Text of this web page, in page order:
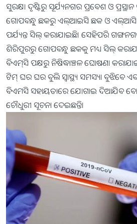
ସୁରକ୍ଷା ଦୃଷ୍ଟିରୁ ସୂର୍ଯ୍ୟନଗର ପ୍ରବେଶ ଓ
ଗୋପବନ୍ଧୁ ଛକରୁ ଏଲ୍‌ଆଇସି ଛକ ଓ
ପର୍ଯ୍ୟନ୍ତ ସିଲ୍‌ କରାଯାଇଛି। ସେହିପରି
ଶିରିପୁରରୁ ଗୋପବନ୍ଧୁ ଛକକୁ ମଧ୍ୟ ସିଲ୍‌
ବିଏମ୍‌ସି ପକ୍ଷରୁ ନିଷିଦ୍ଧାଞ୍ଚଳ ଘୋଷଣା
ଟିମ୍‌ ଘର ଘର ବୁଲି ସ୍ବାସ୍ଥ୍ୟ ସମସ୍ୟା ବୁଝିବେ
ବିଏମସି ସହାୟତାରେ ଯୋଗାଇ ଦିଆଯିବ
ଚୌଧୁରୀ ସୂଚନା ଦେଇଛନ୍ତି।